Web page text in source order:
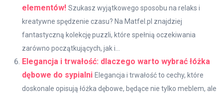
elementów! Szukasz wyjątkowego sposobu na relaks i
kreatywne spędzenie czasu? Na Matfel.pl znajdziej
fantastyczną kolekcję puzzli, które spełnią oczekiwania
zarówno początkujących, jak i...
Elegancja i trwałość: dlaczego warto wybrać łóżka
dębowe do sypialni Elegancja i trwałość to cechy, które
doskonale opisują łóżka dębowe, będące nie tylko meblem, ale